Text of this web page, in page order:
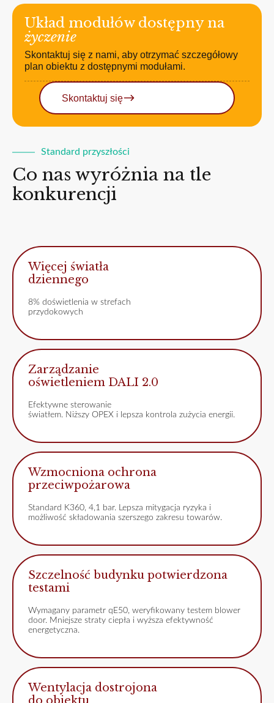
Układ modułów dostępny na
życzenie
Skontaktuj się z nami, aby otrzymać szczegółowy
plan obiektu z dostępnymi modułami.
Skontaktuj się
Standard przyszłości
Co nas wyróżnia na tle
konkurencji
Więcej światła
dziennego
8% doświetlenia w strefach
przydokowych
Zarządzanie
oświetleniem DALI 2.0
Efektywne sterowanie
światłem. Niższy OPEX i lepsza kontrola zużycia energii.
Wzmocniona ochrona
przeciwpożarowa
Standard K360, 4,1 bar. Lepsza mitygacja ryzyka i
możliwość składowania szerszego zakresu towarów.
Szczelność budynku potwierdzona
testami
Wymagany parametr qE50, weryfikowany testem blower
door. Mniejsze straty ciepła i wyższa efektywność
energetyczna.
Wentylacja dostrojona